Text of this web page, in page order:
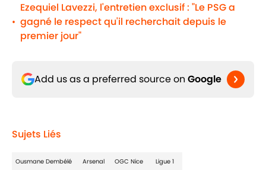
•
Ezequiel Lavezzi, l'entretien exclusif : "Le PSG a
gagné le respect qu'il recherchait depuis le
premier jour"
Add us as a preferred source on Google
Sujets Liés
Ousmane Dembélé Arsenal OGC Nice Ligue 1